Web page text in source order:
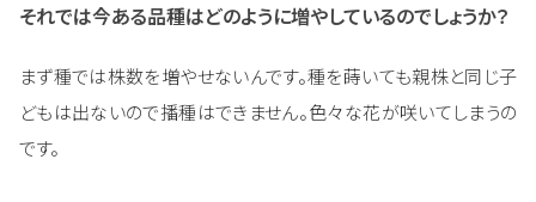
それでは今ある品種はどのように増やしているのでしょうか？
まず種では株数を増やせないんです。種を蒔いても親株と同じ子
どもは出ないので播種はできません。色々な花が咲いてしまうの
です。